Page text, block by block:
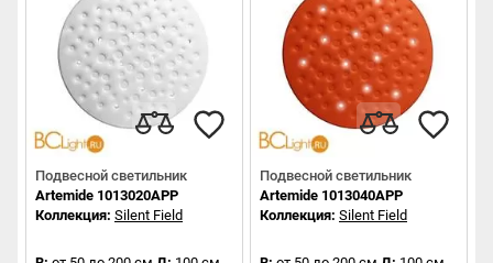
Подвесной светильник
Artemide 1013020APP
Коллекция: Silent Field
Подвесной светильник
Artemide 1013040APP
Коллекция: Silent Field